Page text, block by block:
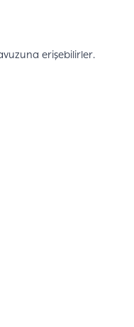
erişebilirler.